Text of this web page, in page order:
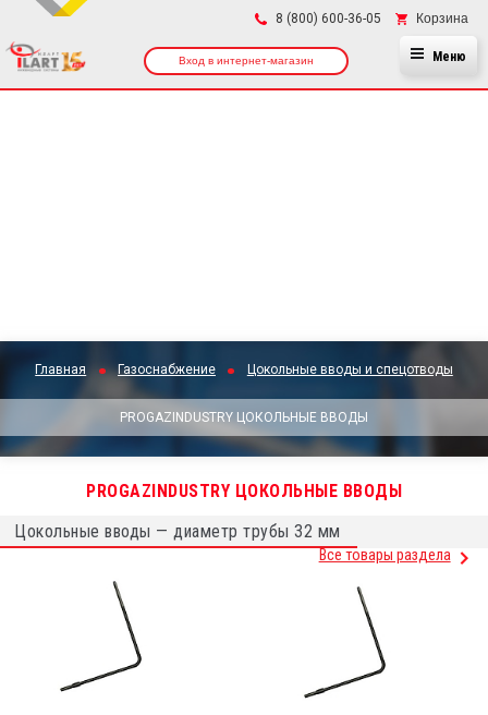
8 (800) 600-36-05 Корзина
Вход в интернет-магазин Меню
Главная Газоснабжение Цокольные вводы и спецотводы
PROGAZINDUSTRY ЦОКОЛЬНЫЕ ВВОДЫ
PROGAZINDUSTRY ЦОКОЛЬНЫЕ ВВОДЫ
Цокольные вводы — диаметр трубы 32 мм
Все товары раздела
×